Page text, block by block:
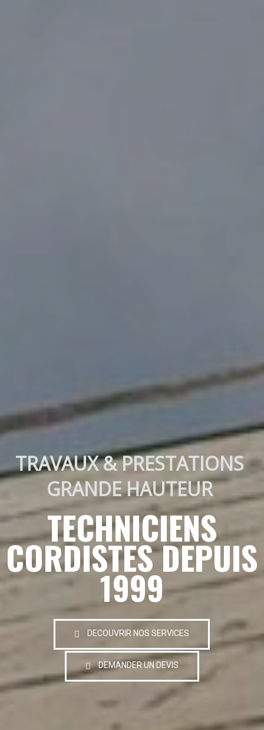
TRAVAUX & PRESTATIONS
GRANDE HAUTEUR
TECHNICIENS
CORDISTES DEPUIS
1999
DECOUVRIR NOS SERVICES
DEMANDER UN DEVIS